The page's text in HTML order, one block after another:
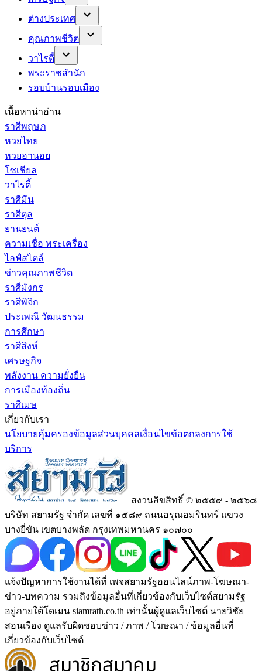
ต่างประเทศ
คุณภาพชีวิต
วาไรตี้
พระราชสำนัก
รอบบ้านรอบเมือง
เนื้อหาน่าอ่าน
ราศีพฤษภ
หวยไทย
หวยฮานอย
โซเชียล
วาไรตี้
ราศีมีน
ราศีตุล
ยานยนต์
ความเชื่อ พระเครื่อง
ไลฟ์สไตล์
ข่าวคุณภาพชีวิต
ราศีมังกร
ราศีพิจิก
ประเพณี วัฒนธรรม
การศึกษา
ราศีสิงห์
เศรษฐกิจ
พลังงาน ความยั่งยืน
การเมืองท้องถิ่น
ราศีเมษ
เกี่ยวกับเรา
นโยบายคุ้มครองข้อมูลส่วนบุคคลเงื่อนไขข้อตกลงการใช้
บริการ
สงวนลิขสิทธิ์ © ๒๕๕๙ - ๒๕๖๘
บริษัท สยามรัฐ จำกัด เลขที่ ๑๕๘๙ ถนนอรุณอมรินทร์ แขวง
บางยี่ขัน เขตบางพลัด กรุงเทพมหานคร ๑๐๗๐๐
แจ้งปัญหาการใช้งานได้ที่ เพจสยามรัฐออนไลน์ภาพ-โฆษณา-
ข่าว-บทความ รวมถึงข้อมูลอื่นที่เกี่ยวข้องกับเว็บไซต์สยามรัฐ
อยู่ภายใต้โดเมน siamrath.co.th เท่านั้นผู้ดูแลเว็บไซต์ นายวิชัย
สอนเรือง ดูแลรับผิดชอบข่าว / ภาพ / โฆษณา / ข้อมูลอื่นที่
เกี่ยวข้องกับเว็บไซต์